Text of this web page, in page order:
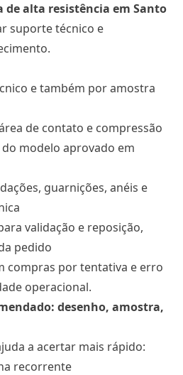
de alta resistência em Santo
suporte técnico e
e também por amostra
de contato e compressão
modelo aprovado em
guarnições, anéis e
validação e reposição,
pedido
compras por tentativa e erro
operacional.
desenho, amostra,
a acertar mais rápido:
recorrente